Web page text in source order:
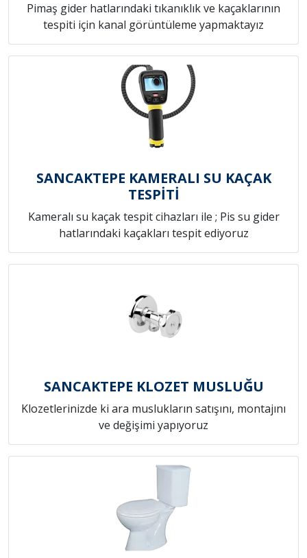
Pimaş gider hatlarındaki tıkanıklık ve kaçaklarının
tespiti için kanal görüntüleme yapmaktayız
SANCAKTEPE KAMERALI SU KAÇAK
TESPİTİ
Kameralı su kaçak tespit cihazları ile ; Pis su gider
hatlarındaki kaçakları tespit ediyoruz
SANCAKTEPE KLOZET MUSLUĞU
Klozetlerinizde ki ara muslukların satışını, montajını
ve değişimi yapıyoruz